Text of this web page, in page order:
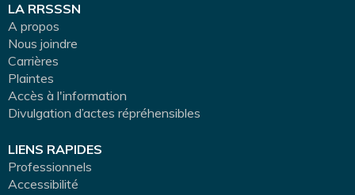
LA RRSSSN
A propos
Nous joindre
Carrières
Plaintes
Accès à l'information
Divulgation d’actes répréhensibles
LIENS RAPIDES
Professionnels
Accessibilité